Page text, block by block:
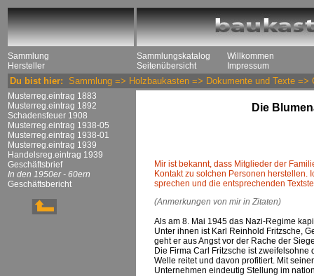
Sammlung
Hersteller
Sammlungskatalog
Seitenübersicht
Willkommen
Impressum
Du bist hier: Sammlung => Holzbaukasten => Dokumente und Texte =>
Musterreg.eintrag 1883
Musterreg.eintrag 1892
Schadensfeuer 1908
Musterreg.eintrag 1938-05
Musterreg.eintrag 1938-01
Musterreg.eintrag 1939
Handelsreg.eintrag 1939
Geschäftsbrief
In den 1950er - 60ern
Geschäftsbericht
Die
Mir ist bekannt, dass Mitglieder der
Kontakt zu solchen Personen
sprechen und die entsprechenden
(Anmerkungen von mir in Zitaten)
Als am 8. Mai 1945 das Nazi-Regime
Unter ihnen ist Karl Reinhold Fritzsche,
geht er aus Angst vor der Rache der
Die Firma Carl Fritzsche ist
Welle reitet und davon profitiert. Mit
Unternehmen eindeutig Stellung im